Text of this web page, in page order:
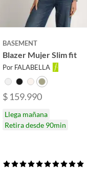
BASEMENT
Blazer Mujer Slim fit
Por FALABELLA
$ 159.990
Llega mañana
Retira desde 90min